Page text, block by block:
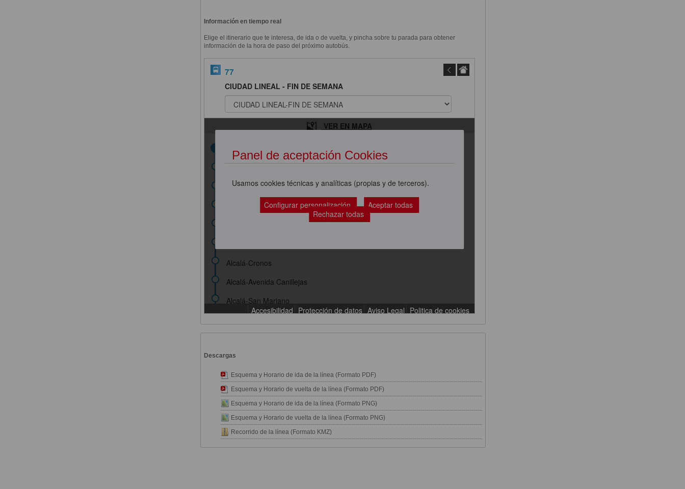
Información en tiempo real
Elige el itinerario que te interesa, de ida o de vuelta, y pincha sobre tu parada para obtener
información de la hora de paso del próximo autobús.
Descargas
Esquema y Horario de ida de la línea (Formato PDF)
Esquema y Horario de vuelta de la línea (Formato PDF)
Esquema y Horario de ida de la línea (Formato PNG)
Esquema y Horario de vuelta de la línea (Formato PNG)
Recorrido de la línea (Formato KMZ)